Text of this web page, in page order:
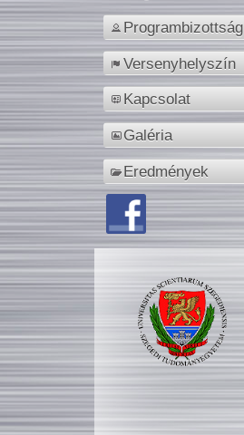
Programbizottság
Versenyhelyszín
Kapcsolat
Galéria
Eredmények